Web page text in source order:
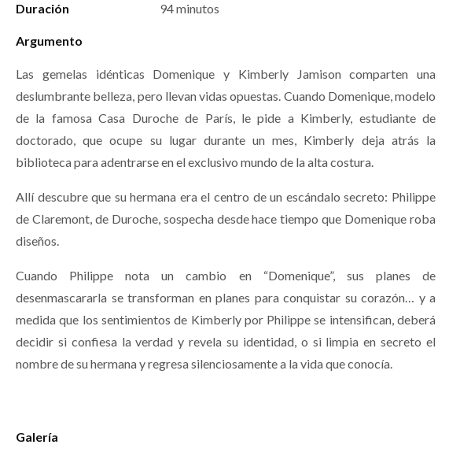
Duración 94 minutos
Argumento
Las gemelas idénticas Domenique y Kimberly Jamison comparten una
deslumbrante belleza, pero llevan vidas opuestas. Cuando Domenique, modelo
de la famosa Casa Duroche de París, le pide a Kimberly, estudiante de
doctorado, que ocupe su lugar durante un mes, Kimberly deja atrás la
biblioteca para adentrarse en el exclusivo mundo de la alta costura.
Allí descubre que su hermana era el centro de un escándalo secreto: Philippe
de Claremont, de Duroche, sospecha desde hace tiempo que Domenique roba
diseños.
Cuando Philippe nota un cambio en “Domenique”, sus planes de
desenmascararla se transforman en planes para conquistar su corazón… y a
medida que los sentimientos de Kimberly por Philippe se intensifican, deberá
decidir si confiesa la verdad y revela su identidad, o si limpia en secreto el
nombre de su hermana y regresa silenciosamente a la vida que conocía.
Galería